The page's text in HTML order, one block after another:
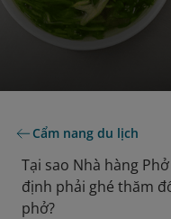
Cẩm nang du lịch
Tại sao Nhà hàng
định phải ghé thăm
phở?